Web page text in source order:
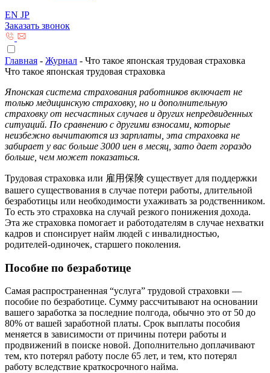
EN JP
Заказать звонок
Главная - Журнал - Что такое японская трудовая страховка
Что такое японская трудовая страховка
Японская система страхования работников включает не
только медицинскую страховку, но и дополнительную
страховку от несчастных случаев и других непредвиденных
ситуаций. По сравнению с другими взносами, которые
неизбежно вычитаются из зарплаты, эта страховка не
забирает у вас больше 3000 иен в месяц, зато дает гораздо
больше, чем может показаться.
Трудовая страховка или 雇用保険 существует для поддержки
вашего существования в случае потери работы, длительной
безработицы или необходимости ухаживать за родственником.
То есть это страховка на случай резкого понижения дохода.
Эта же страховка помогает и работодателям в случае нехватки
кадров и спонсирует найм людей с инвалидностью,
родителей-одиночек, старшего поколения.
Пособие по безработице
Самая распространенная “услуга” трудовой страховки —
пособие по безработице. Сумму рассчитывают на основании
вашего заработка за последние полгода, обычно это от 50 до
80% от вашей заработной платы. Срок выплаты пособия
меняется в зависимости от причины потери работы и
продвижений в поиске новой. Дополнительно доплачивают
тем, кто потерял работу после 65 лет, и тем, кто потерял
работу вследствие краткосрочного найма.